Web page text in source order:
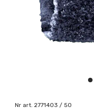
Nr art. 2771403 / 50